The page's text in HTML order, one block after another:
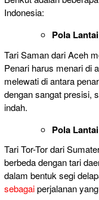
Indonesia:
Pola
Tari Saman dari Aceh
Penari harus menari di
melewati di antara
dengan sangat presisi,
indah.
Pola
Tari Tor-Tor dari
berbeda dengan tari
dalam bentuk segi
sebagaiperjalanan